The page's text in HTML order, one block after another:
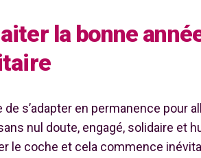
la bonne
de s’adapter en permanence pour
nul doute, engagé, solidaire et
le coche et cela commence